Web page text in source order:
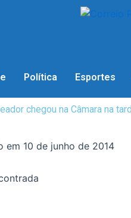
Política Esportes
chegou na Câmara na
em 10 de junho de 2014